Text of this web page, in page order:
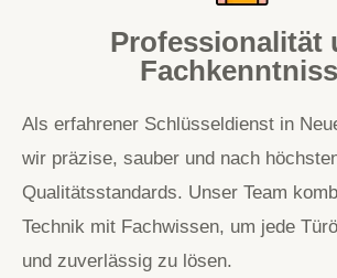
Professionalität
Als erfahrener Schlüsseldienst in
wir präzise, sauber und nach
Qualitätsstandards. Unser Team
Technik mit Fachwissen, um jede
und zuverlässig zu lösen.